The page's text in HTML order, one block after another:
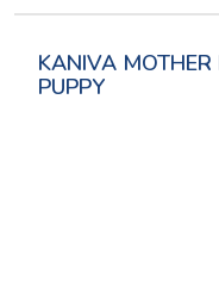
KANIVA MOTHER
PUPPY